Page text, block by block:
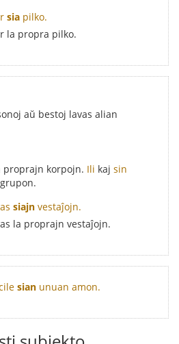
sia pilko.
la propra pilko.
aŭ bestoj lavas alian
proprajn korpojn. Ili kaj sin
siajn vestaĵojn.
la proprajn vestaĵojn.
sian unuan amon.